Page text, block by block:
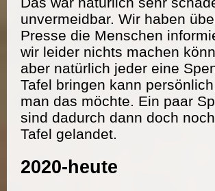
unvermeidbar. Wir haben
Presse die Menschen
wir leider nichts machen
aber natürlich jeder eine
Tafel bringen kann
man das möchte. Ein paar
sind dadurch dann doch
Tafel gelandet.
2020-heute